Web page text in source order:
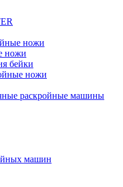
ножи
ножи
бейки
ножи
раскройные машины
машин